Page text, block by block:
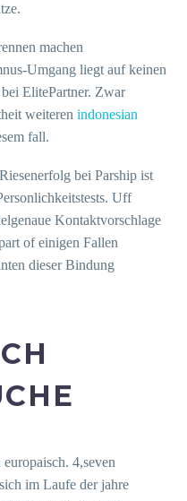
machen
Umgang liegt auf keinen
ElitePartner. Zwar
weiteren indonesian
fall.
bei Parship ist
Uff
Kontaktvorschlage
of einigen Fallen
dieser Bindung
4,seven
im Laufe der jahre